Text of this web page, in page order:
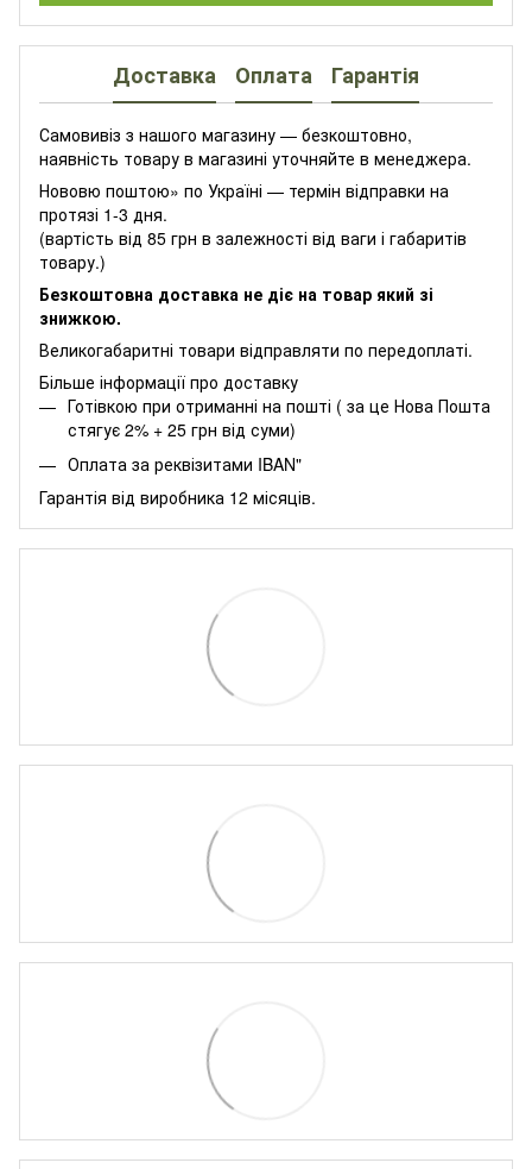
Доставка Оплата Гарантія
Самовивіз з нашого магазину — безкоштовно,
наявність товару в магазині уточняйте в менеджера.
Нововю поштою» по Україні — термін відправки на
протязі 1-3 дня.
(вартість від 85 грн в залежності від ваги і габаритів
товару.)
Безкоштовна доставка не діє на товар який зі
знижкою.
Великогабаритні товари відправляти по передоплаті.
Більше інформації про доставку
Готівкою при отриманні на пошті ( за це Нова Пошта
стягує 2% + 25 грн від суми)
Оплата за реквізитами IBAN"
Гарантія від виробника 12 місяців.